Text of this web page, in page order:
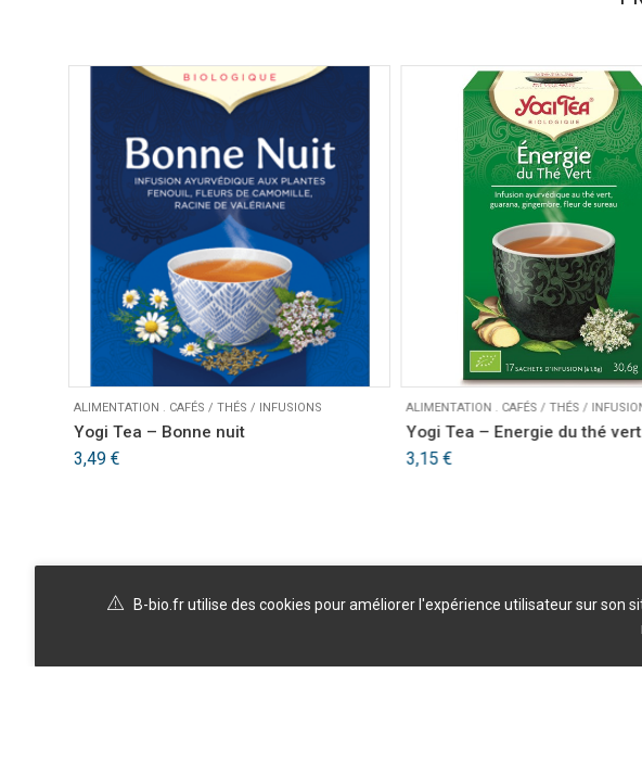
ALIMENTATION . CAFÉS / THÉS / INFUSIONS
Yogi Tea – Bonne nuit
3,49 €
ALIMENTATION . CAFÉS / THÉS /
Yogi Tea – Energie du thé vert
3,15€
B-bio.fr utilise des cookies pour améliorer l'expérience utilisateur sur